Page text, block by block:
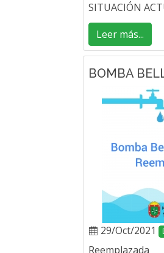
SITUACIÓN
Leer más...
BOMBA
29/Oct/2021
Reemplazada